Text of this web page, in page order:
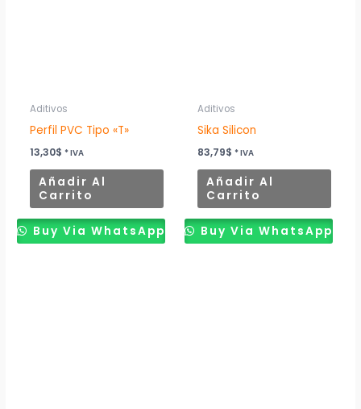
Aditivos
Perfil PVC Tipo «T»
13,30$ * IVA
Añadir Al
Carrito
Buy Via WhatsApp
Aditivos
Sika Silicon
83,79$ * IVA
Añadir Al
Carrito
Buy Via WhatsApp